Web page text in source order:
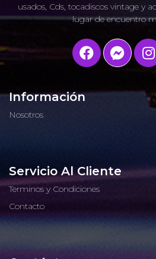
usados, Cds, tocadiscos vintage y
lugar de encuentro
Información
Nosotros
Servicio Al Cliente
Terminos y Condiciones
Contacto